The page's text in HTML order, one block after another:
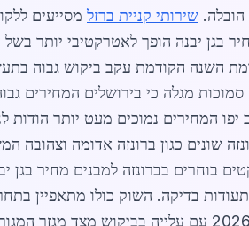
הובלה. שירותי קניית ברזל מסייעים
לעומת השנה הקודמת עקב ביקוש גבוה
כי בירושלים המחירים גבוהים ב 5 שקלים לקילוגרם
יפו המחירים נמוכים מעט יותר הודות
בוחרים בברונזה למבנים מחיר בגן
בדיקה. השוק כולו מתאפיין